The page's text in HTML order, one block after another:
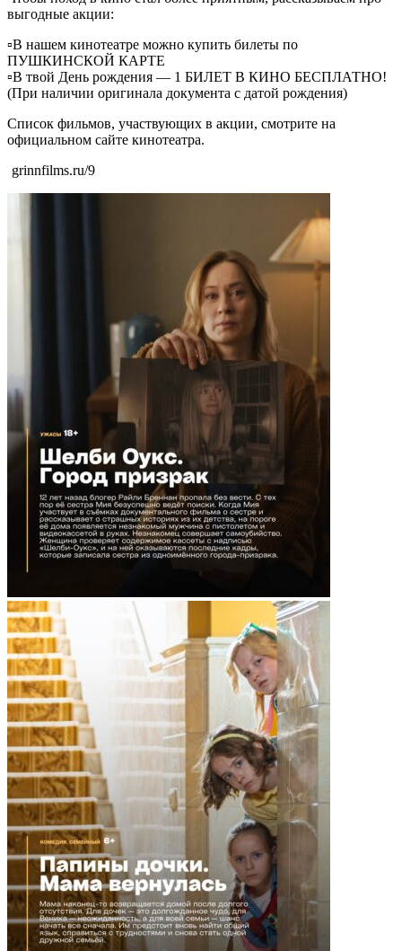
выгодные акции:
▫️В нашем кинотеатре можно купить билеты по
ПУШКИНСКОЙ КАРТЕ
▫️В твой День рождения — 1 БИЛЕТ В КИНО БЕСПЛАТНО!
(При наличии оригинала документа с датой рождения)
Список фильмов, участвующих в акции, смотрите на
официальном сайте кинотеатра.
grinnfilms.ru/9